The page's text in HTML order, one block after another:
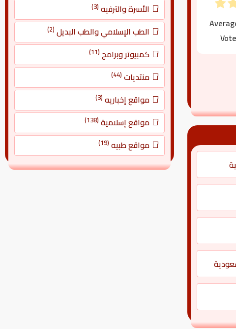
الأسرة والترفيه (3)
الطب الإسلامي والطب البديل (2)
كمبيوتر وبرامج (11)
منتديات (44)
مواقع إخباريه (3)
مواقع إسلامية (138)
مواقع طبيه (19)